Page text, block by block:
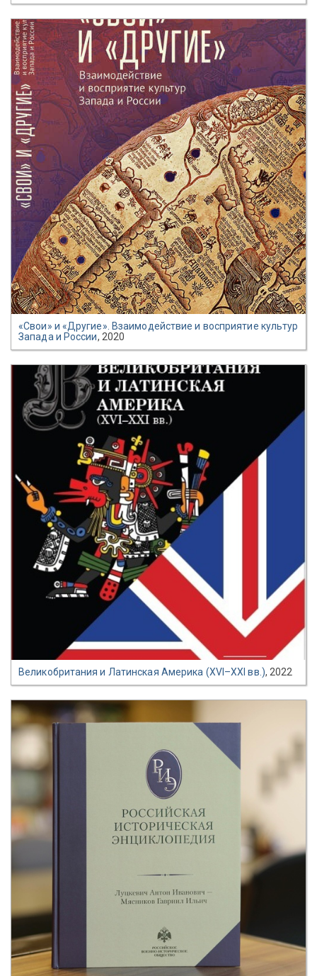
«Свои» и «Другие». Взаимодействие и восприятие культур
Запада и России, 2020
Великобритания и Латинская Америка (XVI–XXI вв.), 2022